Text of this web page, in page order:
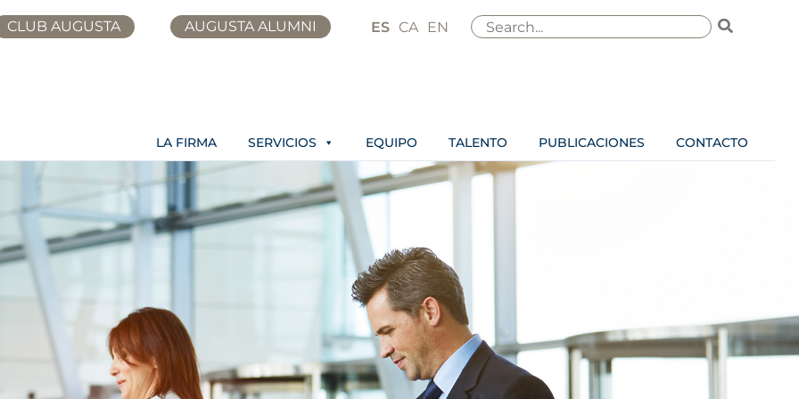
CLUB AUGUSTA AUGUSTA ALUMNI ES CA EN
Buscar
por:
LA FIRMA SERVICIOS EQUIPO TALENTO PUBLICACIONES CONTACTO